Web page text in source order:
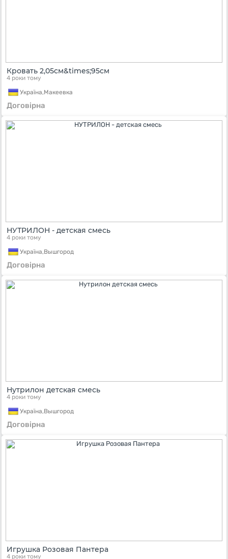
Кровать 2,05см&times;95см
4 роки тому
Україна,Макеевка
Договірна
НУТРИЛОН - детская смесь
4 роки тому
Україна,Вышгород
Договірна
Нутрилон детская смесь
4 роки тому
Україна,Вышгород
Договірна
Игрушка Розовая Пантера
4 роки тому